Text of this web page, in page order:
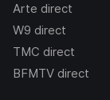
Arte direct
W9 direct
TMC direct
BFMTV direct